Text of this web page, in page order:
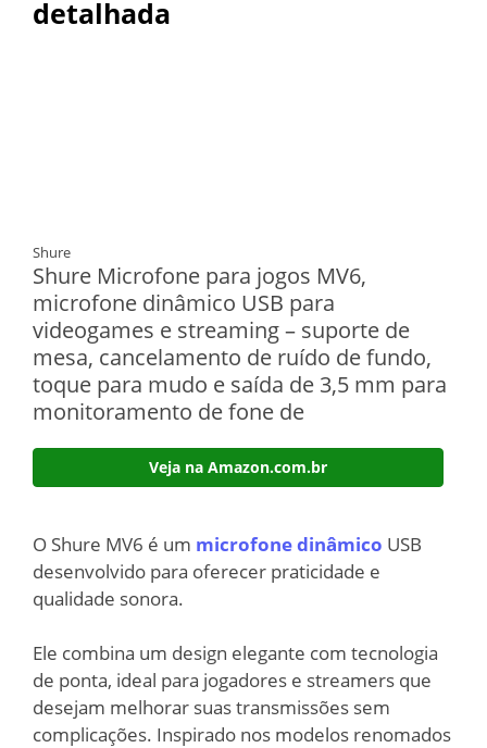
detalhada
Shure
Shure Microfone para jogos MV6,
microfone dinâmico USB para
videogames e streaming – suporte de
mesa, cancelamento de ruído de fundo,
toque para mudo e saída de 3,5 mm para
monitoramento de fone de
Veja na Amazon.com.br
O Shure MV6 é um microfone dinâmico USB
desenvolvido para oferecer praticidade e
qualidade sonora.
Ele combina um design elegante com tecnologia
de ponta, ideal para jogadores e streamers que
desejam melhorar suas transmissões sem
complicações. Inspirado nos modelos renomados